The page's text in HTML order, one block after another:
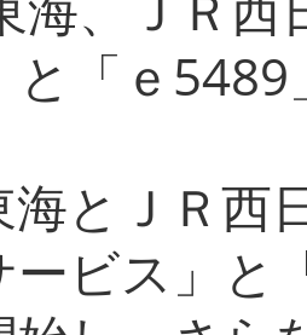
と「ｅ
とＪＲ西
ービス」